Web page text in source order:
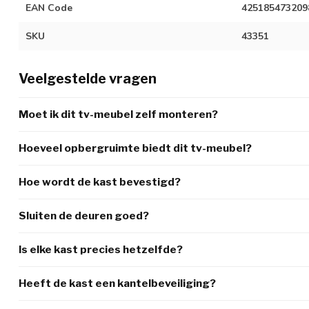
EAN Code
SKU 43351
Veelgestelde vragen
Moet ik dit tv-meubel zelf monteren?
Hoeveel opbergruimte biedt dit tv-meubel?
Hoe wordt de kast bevestigd?
Sluiten de deuren goed?
Is elke kast precies hetzelfde?
Heeft de kast een kantelbeveiliging?